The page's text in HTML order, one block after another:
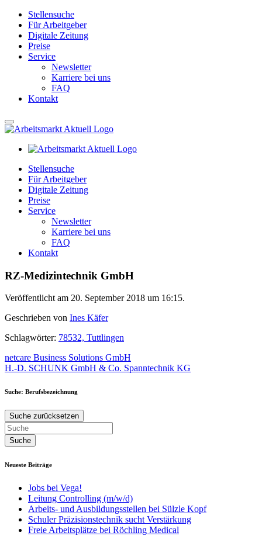
Stellensuche
Für Arbeitgeber
Digitale Zeitung
Preise
Service
Newsletter
Karriere bei uns
FAQ
Kontakt
Stellensuche
Für Arbeitgeber
Digitale Zeitung
Preise
Service
Newsletter
Karriere bei uns
FAQ
Kontakt
RZ-Medizintechnik GmbH
Veröffentlicht am 20. September 2018 um 16:15.
Geschrieben von Ines Käfer
Schlagwörter: 78532, Tuttlingen
Beitragsnavigation
netcare Business Solutions GmbH
H.-D. SCHUNK GmbH & Co. Spanntechnik KG
Suche: Berufsbezeichnung
Suche zurücksetzen
Neueste Beiträge
Jobs bei Vega!
Leitung Controlling (m/w/d)
Arbeits- und Ausbildungsstellen bei Sülzle Kopf
Schuler Präzisionstechnik sucht Verstärkung
Freie Arbeitsplätze bei Röchling Medical